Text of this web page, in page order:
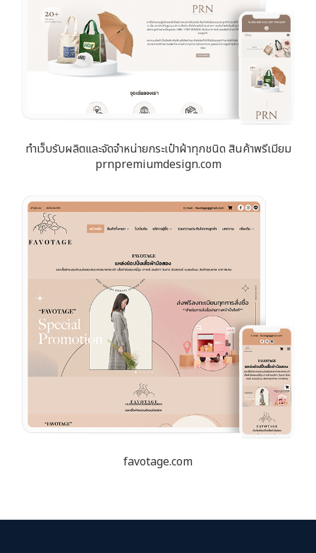
ทำเว็บรับผลิตและจัดจำหน่ายกระเป๋าผ้าทุกชนิด สินค้าพรีเมียม
prnpremiumdesign.com
favotage.com